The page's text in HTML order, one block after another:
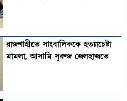
রাজশাহীতে সাংবাদিককে হত্যাচেষ্টা
মামলা, আসামি সুরুজ জেলহাজতে